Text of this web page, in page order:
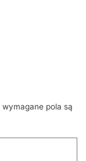
wymagane pola są